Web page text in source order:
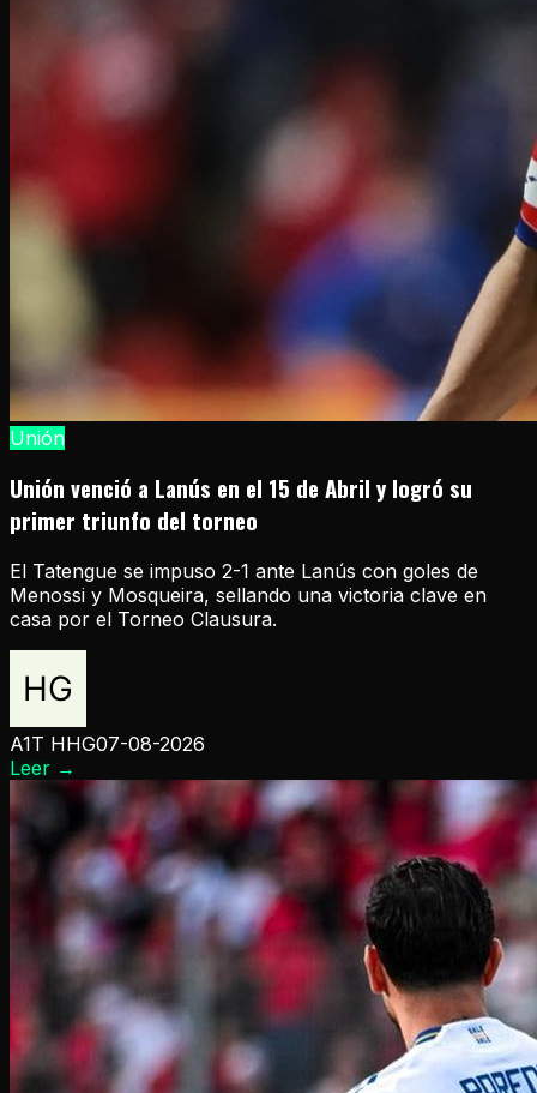
Unión
Unión venció a Lanús en el 15 de Abril y logró su
primer triunfo del torneo
El Tatengue se impuso 2-1 ante Lanús con goles de
Menossi y Mosqueira, sellando una victoria clave en
casa por el Torneo Clausura.
A1T HHG07-08-2026
Leer →